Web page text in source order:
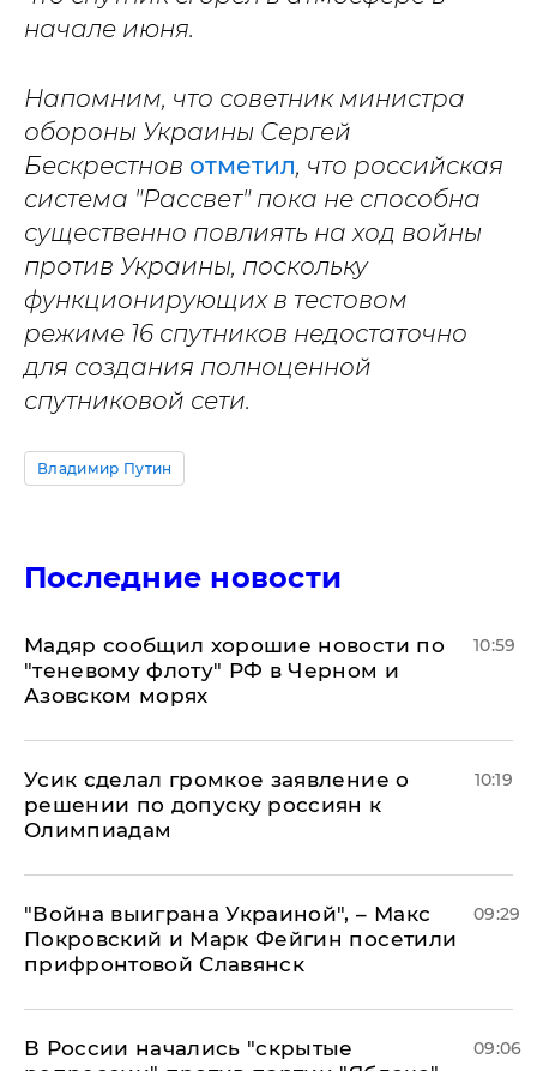
начале июня.
Напомним, что советник министра
обороны Украины Сергей
Бескрестнов отметил, что российская
система "Рассвет" пока не способна
существенно повлиять на ход войны
против Украины, поскольку
функционирующих в тестовом
режиме 16 спутников недостаточно
для создания полноценной
спутниковой сети.
Владимир Путин
Последние новости
Мадяр сообщил хорошие новости по
"теневому флоту" РФ в Черном и
Азовском морях
10:59
Усик сделал громкое заявление о
решении по допуску россиян к
Олимпиадам
10:19
"Война выиграна Украиной", – Макс
Покровский и Марк Фейгин посетили
прифронтовой Славянск
09:29
В России начались "скрытые
09:06